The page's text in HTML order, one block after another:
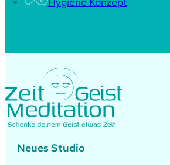
Neues Studio